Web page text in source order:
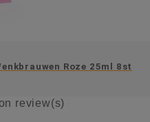
Roze 25ml 8st
review(s)